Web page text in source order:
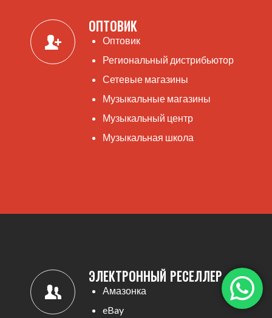
ОПТОВИК
Оптовик
Региональный дистрибьютор
Сетевые магазины
Музыкальные магазины
Музыкальный центр
Музыкальная школа
ЭЛЕКТРОННЫЙ РЕСЕЛЛЕР
Амазонка
eBay